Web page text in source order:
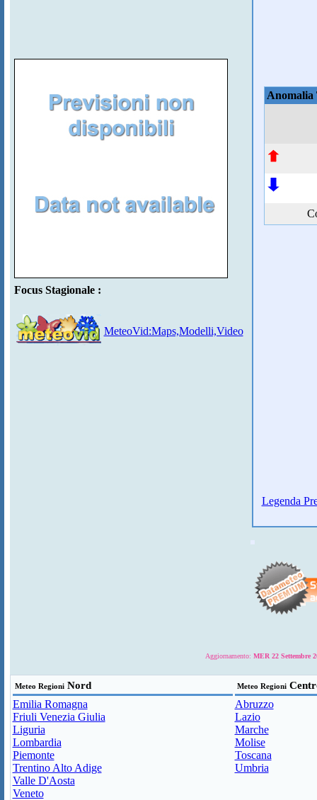
Focus Stagionale :
MeteoVid:Maps,Modelli,Video
Anomalia
Legenda
Aggiornamento: MER 22 Settembre
Meteo RegioniNord Meteo Regioni
Emilia Romagna
Friuli Venezia Giulia
Liguria
Lombardia
Piemonte
Trentino Alto Adige
Valle D'Aosta
Veneto
Abruzzo
Lazio
Marche
Molise
Toscana
Umbria